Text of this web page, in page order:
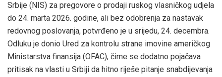
Srbije (NIS) za pregovore o prodaji ruskog vlasničkog udjela
do 24. marta 2026. godine, ali bez odobrenja za nastavak
redovnog poslovanja, potvrđeno je u srijedu, 24. decembra.
Odluku je donio Ured za kontrolu strane imovine američkog
Ministarstva finansija (OFAC), čime se dodatno pojačava
pritisak na vlasti u Srbiji da hitno riješe pitanje snabdijevanja